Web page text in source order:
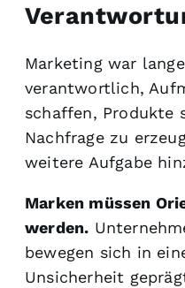
Marketing war
verantwortlich,
schaffen, Produkte
Nachfrage zu
weitere Aufgabe
Marken müssen
werden.
bewegen sich in
Unsicherheit